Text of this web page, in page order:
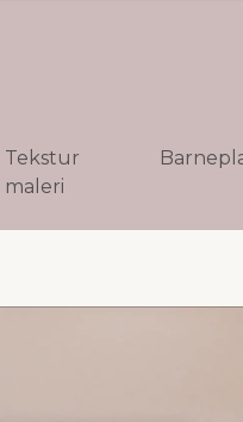
Tekstur
maleri